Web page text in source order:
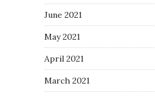
June 2021
May 2021
April 2021
March 2021